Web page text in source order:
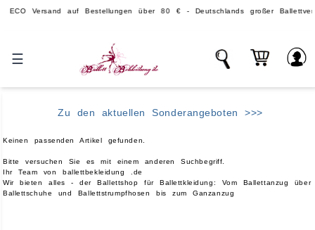
Versand auf Bestellungen über 80 € - Deutschlands großer
☰
Zu den aktuellen Sonderangeboten >>>
Keinen passenden Artikel gefunden.
Bitte versuchen Sie es mit einem anderen Suchbegriff.
Ihr Team von ballettbekleidung .de
Wir bieten alles - der Ballettshop für Ballettkleidung: Vom Ballettanzug über
Ballettschuhe und Ballettstrumpfhosen bis zum Ganzanzug